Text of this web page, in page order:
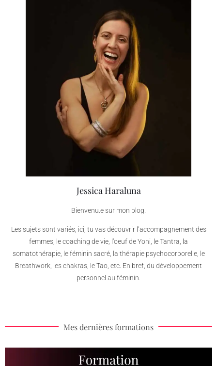
Jessica Haraluna
Bienvenu.e sur mon blog.
Les sujets sont variés, ici, tu vas découvrir l’accompagnement des
femmes, le coaching de vie, l’oeuf de Yoni, le Tantra, la
somatothérapie, le féminin sacré, la thérapie psychocorporelle, le
Breathwork, les chakras, le Tao, etc. En bref, du développement
personnel au féminin.
Mes dernières formations